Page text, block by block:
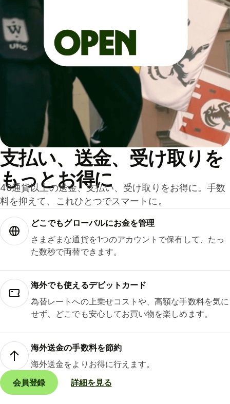
支払い、送金、受け取りを
もっとお得に
40通貨以上の送金、支払い、受け取りをお得に。手数
料を抑えて、これひとつでスマートに。
どこでもグ⁠ロ⁠ー⁠バ⁠ルにお金を管理
さまざまな通貨を1つのアカウントで保有して、たっ
た数秒で両替できます。
海外でも使えるデビットカード
為替レートへの上乗せコストや、高額な手数料を気に
せず、どこでも安心してお買い物を楽しめます。
海外送金の手数料を節約
海外送金をよりお得に行えます。
会員登録
詳細を見る